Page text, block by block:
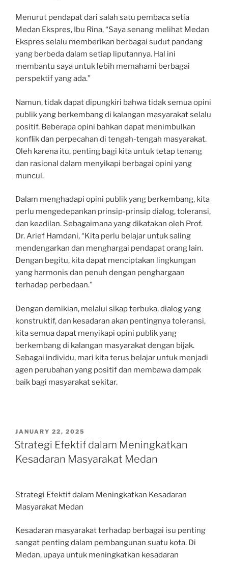
Menurut pendapat dari salah satu pembaca setia
Medan Ekspres, Ibu Rina, “Saya senang melihat Medan
Ekspres selalu memberikan berbagai sudut pandang
yang berbeda dalam setiap liputannya. Hal ini
membantu saya untuk lebih memahami berbagai
perspektif yang ada.”
Namun, tidak dapat dipungkiri bahwa tidak semua opini
publik yang berkembang di kalangan masyarakat selalu
positif. Beberapa opini bahkan dapat menimbulkan
konflik dan perpecahan di tengah-tengah masyarakat.
Oleh karena itu, penting bagi kita untuk tetap tenang
dan rasional dalam menyikapi berbagai opini yang
muncul.
Dalam menghadapi opini publik yang berkembang, kita
perlu mengedepankan prinsip-prinsip dialog, toleransi,
dan keadilan. Sebagaimana yang dikatakan oleh Prof.
Dr. Arief Hamdani, “Kita perlu belajar untuk saling
mendengarkan dan menghargai pendapat orang lain.
Dengan begitu, kita dapat menciptakan lingkungan
yang harmonis dan penuh dengan penghargaan
terhadap perbedaan.”
Dengan demikian, melalui sikap terbuka, dialog yang
konstruktif, dan kesadaran akan pentingnya toleransi,
kita semua dapat menyikapi opini publik yang
berkembang di kalangan masyarakat dengan bijak.
Sebagai individu, mari kita terus belajar untuk menjadi
agen perubahan yang positif dan membawa dampak
baik bagi masyarakat sekitar.
POSTED
ON
JANUARY 22, 2025
Strategi Efektif dalam Meningkatkan
Kesadaran Masyarakat Medan
Strategi Efektif dalam Meningkatkan Kesadaran
Masyarakat Medan
Kesadaran masyarakat terhadap berbagai isu penting
sangat penting dalam pembangunan suatu kota. Di
Medan, upaya untuk meningkatkan kesadaran